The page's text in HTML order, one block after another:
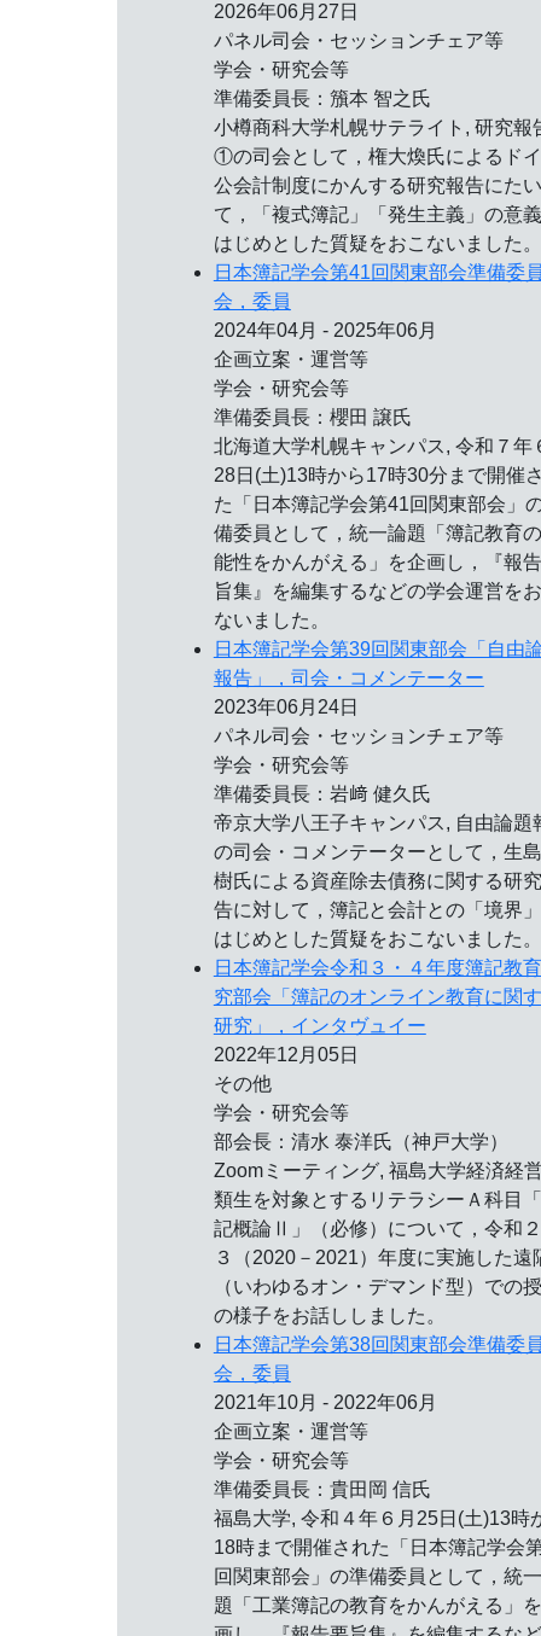
2026年06月27日
パネル司会・セッションチェア等
学会・研究会等
準備委員長：籏本 智之氏
小樽商科大学札幌サテライト, 研究報
①の司会として，権大煥氏によるド
公会計制度にかんする研究報告にた
て，「複式簿記」「発生主義」の意
はじめとした質疑をおこないました。
日本簿記学会第41回関東部会準備委
会，委員
2024年04月 - 2025年06月
企画立案・運営等
学会・研究会等
準備委員長：櫻田 譲氏
北海道大学札幌キャンパス, 令和７年
28日(土)13時から17時30分まで開催
た「日本簿記学会第41回関東部会」
備委員として，統一論題「簿記教育
能性をかんがえる」を企画し，『報
旨集』を編集するなどの学会運営を
ないました。
日本簿記学会第39回関東部会「自由
報告」，司会・コメンテーター
2023年06月24日
パネル司会・セッションチェア等
学会・研究会等
準備委員長：岩﨑 健久氏
帝京大学八王子キャンパス, 自由論題
の司会・コメンテーターとして，生
樹氏による資産除去債務に関する研
告に対して，簿記と会計との「境界
はじめとした質疑をおこないました。
日本簿記学会令和３・４年度簿記教
究部会「簿記のオンライン教育に関
研究」，インタヴュイー
2022年12月05日
その他
学会・研究会等
部会長：清水 泰洋氏（神戸大学）
Zoomミーティング, 福島大学経済経
類生を対象とするリテラシーＡ科目
記概論Ⅱ」（必修）について，令和
３（2020－2021）年度に実施した遠
（いわゆるオン・デマンド型）での
の様子をお話ししました。
日本簿記学会第38回関東部会準備委
会，委員
2021年10月 - 2022年06月
企画立案・運営等
学会・研究会等
準備委員長：貴田岡 信氏
福島大学, 令和４年６月25日(土)13時
18時まで開催された「日本簿記学会
回関東部会」の準備委員として，統
題「工業簿記の教育をかんがえる」